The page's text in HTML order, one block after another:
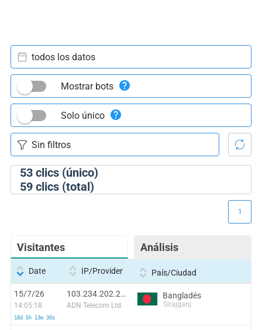
53clics (único)
59clics (total)
todos los datos
Mostrar bots
Solo único
Visitantes Análisis
1
Date IP/Provider País/Ciudad
15/7/26
14:05:18
18d 5h 13m 30s
103.234.202.200:56802
ADN Telecom Ltd.
Bangladés
Sirajganj